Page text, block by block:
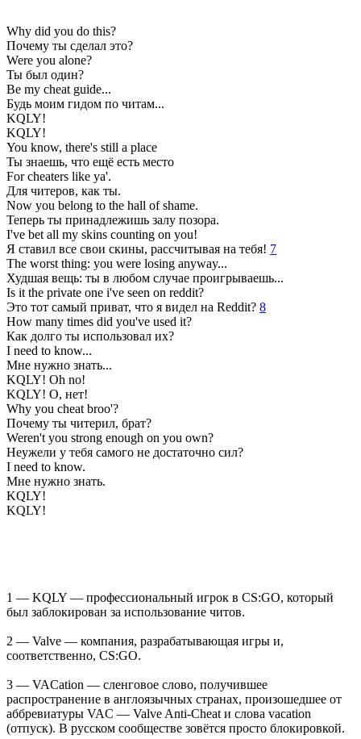
Why did you do this?
Почему ты сделал это?
Were you alone?
Ты был один?
Be my cheat guide...
Будь моим гидом по читам...
KQLY!
KQLY!
You know, there's still a place
Ты знаешь, что ещё есть место
For cheaters like ya'.
Для читеров, как ты.
Now you belong to the hall of shame.
Теперь ты принадлежишь залу позора.
I've bet all my skins counting on you!
Я ставил все свои скины, рассчитывая на тебя! 7
The worst thing: you were losing anyway...
Худшая вещь: ты в любом случае проигрываешь...
Is it the private one i've seen on reddit?
Это тот самый приват, что я видел на Reddit? 8
How many times did you've used it?
Как долго ты использовал их?
I need to know...
Мне нужно знать...
KQLY! Oh no!
KQLY! О, нет!
Why you cheat broo'?
Почему ты читерил, брат?
Weren't you strong enough on you own?
Неужели у тебя самого не достаточно сил?
I need to know.
Мне нужно знать.
KQLY!
KQLY!
1 — KQLY — профессиональный игрок в CS:GO, который
был заблокирован за использование читов.
2 — Valve — компания, разрабатывающая игры и,
соответственно, CS:GO.
3 — VACation — сленговое слово, получившее
распространение в англоязычных странах, произошедшее от
аббревиатуры VAC — Valve Anti-Cheat и слова vacation
(отпуск). В русском сообществе зовётся просто блокировкой.